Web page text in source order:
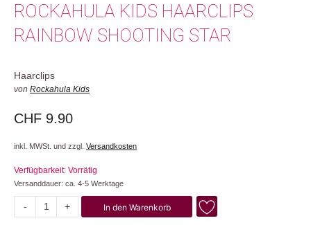
ROCKAHULA KIDS HAARCLIPS
RAINBOW SHOOTING STAR
Haarclips
von Rockahula Kids
CHF 9.90
inkl. MWSt. und zzgl. Versandkosten
Verfügbarkeit: Vorrätig
Versanddauer: ca. 4-5 Werktage
-
Rainbow
+ In den Warenkorb